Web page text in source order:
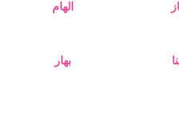
الهام
بهار